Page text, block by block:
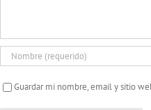
Guardar mi nombre, email y sitio